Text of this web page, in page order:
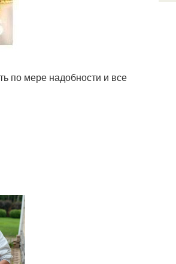
по мере надобности и все